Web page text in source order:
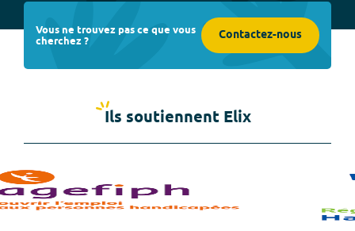
Vous ne trouvez pas ce que vous
cherchez ? Contactez-nous
Ils soutiennent Elix